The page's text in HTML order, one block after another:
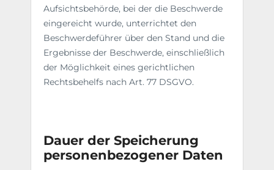
Aufsichtsbehörde, bei der die Beschwerde
eingereicht wurde, unterrichtet den
Beschwerdeführer über den Stand und die
Ergebnisse der Beschwerde, einschließlich
der Möglichkeit eines gerichtlichen
Rechtsbehelfs nach Art. 77 DSGVO.
Dauer der Speicherung
personenbezogener Daten